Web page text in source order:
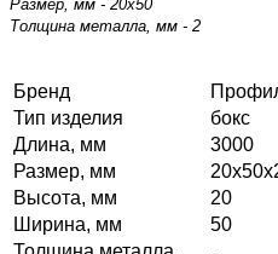
Размер, мм - 20х50
Толщина металла, мм - 2
Бренд
Тип изделия
бокс
Длина, мм
3000
Размер, мм
Высота, мм
20
Ширина, мм
50